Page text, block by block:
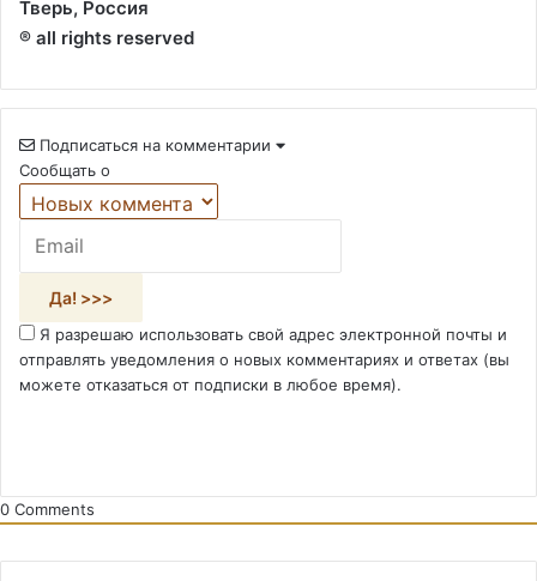
Тверь, Россия
® all rights reserved
Подписаться на комментарии
Сообщать о
Я разрешаю использовать свой адрес электронной почты и
отправлять уведомления о новых комментариях и ответах (вы
можете отказаться от подписки в любое время).
0 Comments